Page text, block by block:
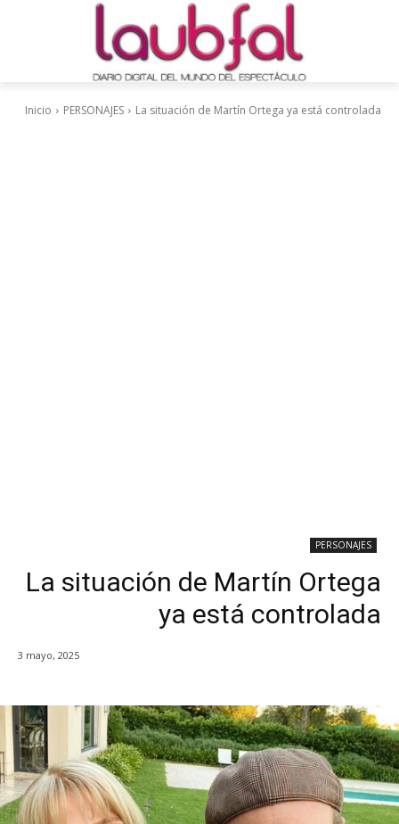
Inicio PERSONAJES La situación de Martín Ortega ya está controlada
PERSONAJES
La situación de Martín Ortega
ya está controlada
3 mayo, 2025